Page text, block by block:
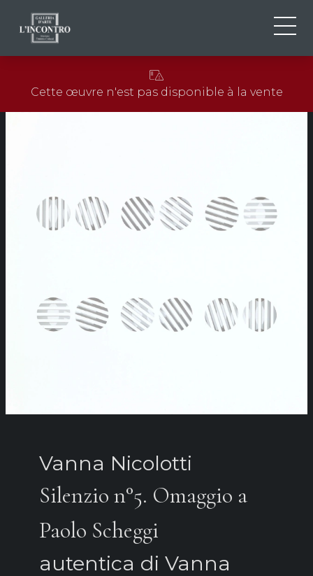
EN
FR
NEWS ED EVENTS
Cette œuvre n'est pas disponible à la vente
Vanna Nicolotti
Silenzio n°5. Omaggio a
Paolo Scheggi
autentica di Vanna